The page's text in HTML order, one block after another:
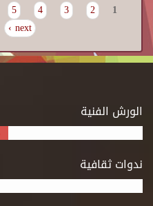
1
2
3
4
5
next ›
الورش الفنية
ندوات ثقافية